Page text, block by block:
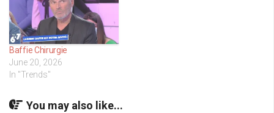
Baffie Chirurgie
June 20, 2026
In "Trends"
You may also like...